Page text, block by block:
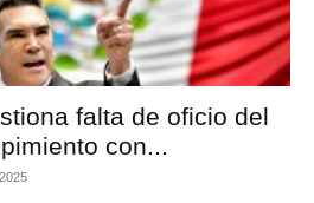
falta de oficio del
con...